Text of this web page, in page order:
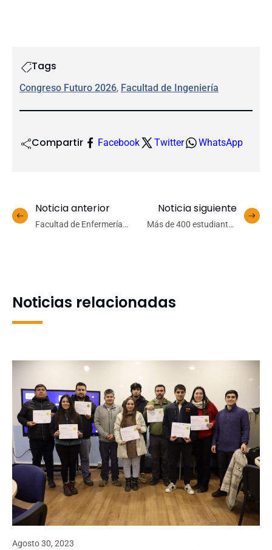
Tags
Congreso Futuro 2026, Facultad de Ingeniería
Compartir Facebook Twitter WhatsApp
Noticia anterior
Facultad de Enfermería
Noticia siguiente
Más de 400 estudiantes
Noticias relacionadas
Agosto 30, 2023